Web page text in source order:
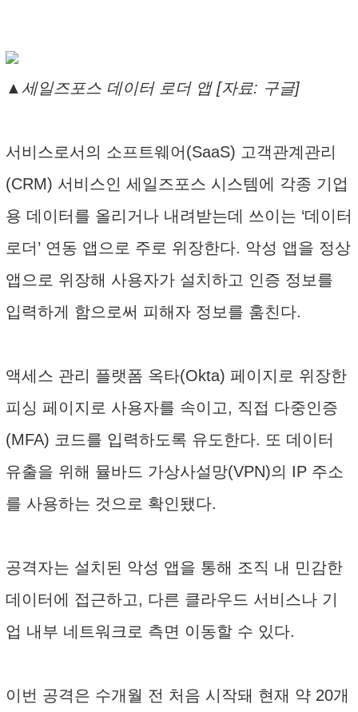
▲세일즈포스 데이터 로더 앱 [자료: 구글]
서비스로서의 소프트웨어(SaaS) 고객관계관리
(CRM) 서비스인 세일즈포스 시스템에 각종 기업
용 데이터를 올리거나 내려받는데 쓰이는 ‘데이터
로더’ 연동 앱으로 주로 위장한다. 악성 앱을 정상
앱으로 위장해 사용자가 설치하고 인증 정보를
입력하게 함으로써 피해자 정보를 훔친다.
액세스 관리 플랫폼 옥타(Okta) 페이지로 위장한
피싱 페이지로 사용자를 속이고, 직접 다중인증
(MFA) 코드를 입력하도록 유도한다. 또 데이터
유출을 위해 뮬바드 가상사설망(VPN)의 IP 주소
를 사용하는 것으로 확인됐다.
공격자는 설치된 악성 앱을 통해 조직 내 민감한
데이터에 접근하고, 다른 클라우드 서비스나 기
업 내부 네트워크로 측면 이동할 수 있다.
이번 공격은 수개월 전 처음 시작돼 현재 약 20개